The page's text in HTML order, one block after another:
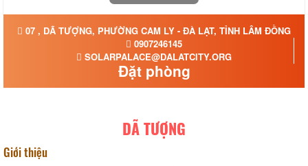
07 , DÃ TƯỢNG, PHƯỜNG CAM LY - ĐÀ LẠT, TỈNH LÂM ĐỒNG
0907246145
SOLARPALACE@DALATCITY.ORG
Đặt phòng
DÃ TƯỢNG
Giới thiệu